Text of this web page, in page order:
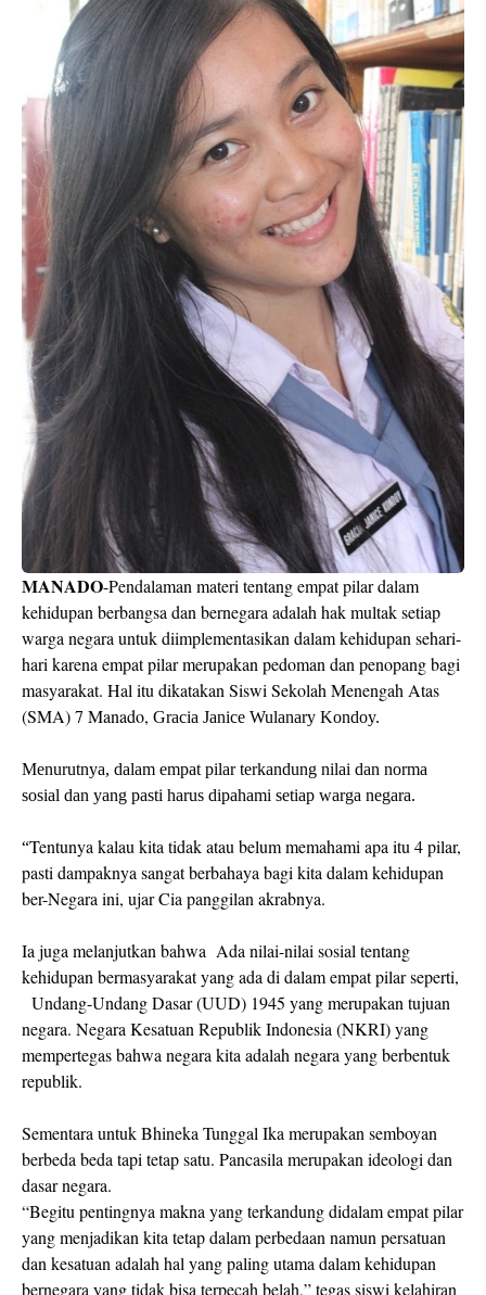
MANADO-Pendalaman materi tentang empat pilar dalam
kehidupan berbangsa dan bernegara adalah hak multak setiap
warga negara untuk diimplementasikan dalam kehidupan sehari-
hari karena empat pilar merupakan pedoman dan penopang bagi
masyarakat. Hal itu dikatakan Siswi Sekolah Menengah Atas
(SMA) 7 Manado, Gracia Janice Wulanary Kondoy.
Menurutnya, dalam empat pilar terkandung nilai dan norma
sosial dan yang pasti harus dipahami setiap warga negara.
“Tentunya kalau kita tidak atau belum memahami apa itu 4 pilar,
pasti dampaknya sangat berbahaya bagi kita dalam kehidupan
ber-Negara ini, ujar Cia panggilan akrabnya.
Ia juga melanjutkan bahwa Ada nilai-nilai sosial tentang
kehidupan bermasyarakat yang ada di dalam empat pilar seperti,
Undang-Undang Dasar (UUD) 1945 yang merupakan tujuan
negara. Negara Kesatuan Republik Indonesia (NKRI) yang
mempertegas bahwa negara kita adalah negara yang berbentuk
republik.
Sementara untuk Bhineka Tunggal Ika merupakan semboyan
berbeda beda tapi tetap satu. Pancasila merupakan ideologi dan
dasar negara.
“Begitu pentingnya makna yang terkandung didalam empat pilar
yang menjadikan kita tetap dalam perbedaan namun persatuan
dan kesatuan adalah hal yang paling utama dalam kehidupan
bernegara yang tidak bisa terpecah belah,” tegas siswi kelahiran